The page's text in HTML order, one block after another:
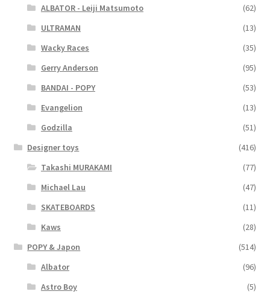
ALBATOR - Leiji Matsumoto
(62)
ULTRAMAN
(13)
Wacky Races
(35)
Gerry Anderson
(95)
BANDAI - POPY
(53)
Evangelion
(13)
Godzilla
(51)
Designer toys
(416)
Takashi MURAKAMI
(77)
Michael Lau
(47)
SKATEBOARDS
(11)
Kaws
(28)
POPY & Japon
(514)
Albator
(96)
Astro Boy
(5)